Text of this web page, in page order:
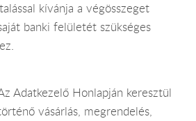
kívánja a végösszeget
banki felületét szükséges
Adatkezelő Honlapján keresztül
vásárlás, megrendelés,